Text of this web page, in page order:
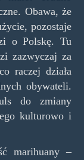
Obawa, że
pozostaje
o Polskę. Tu
zazwyczaj za
raczej działa
obywateli.
do zmiany
kulturowo i
marihuany –